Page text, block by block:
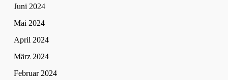
Juni 2024
Mai 2024
April 2024
März 2024
Februar 2024